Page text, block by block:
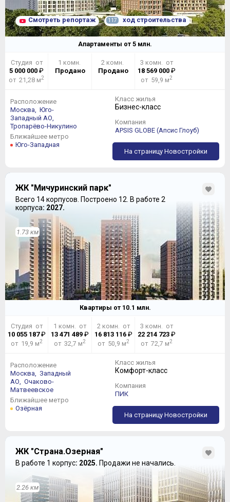
метров на 20, зато две лоджии здесь оказались
весьма кстати:
Прежней осталась технология строительства –
монолитный каркас, газосиликатные блоки,
облицовочный кирпич.
в каждой есть лоджия, в подъездах устанавливаются
мусоропроводы, на фасадах вешаются корзины для
внешних блоков кондиционеров.
Смотреть репортаж 117 ход строительства
Апартаменты от 5 млн.
Студия от
5 000 000 ₽
от 21,28 м2
1 комн.
Продано
2 комн.
Продано
3 комн. от
18 569 000 ₽
от 59,9 м2
Расположение
Москва,
Юго-
Западный АО,
Тропарёво-Никулино
Ближайшее метро
Юго-Западная
Класс жилья
Бизнес-класс
Компания
APSIS GLOBE (Апсис Глоуб)
На страницу Новостройки
ЖК "Мичуринский парк"
Всего 14 корпусов. Построено 12. В работе 2
корпуса: 2027.
1.73 км
Квартиры от 10.1 млн.
Студия от
10 055 187₽
от 19,9 м2
1 комн. от
13 471 489 ₽
от 32,7 м2
2 комн. от
16 813 116₽
от 50,9 м2
3 комн. от
22 214 723 ₽
от 72,7 м2
Расположение
Москва,
Западный
АО,
Очаково-
Матвеевское
Ближайшее метро
Озёрная
Класс жилья
Комфорт-класс
Компания
ПИК
На страницу Новостройки
ЖК "Страна.Озерная"
В работе 1 корпус: 2025. Продажи не начались.
2.26 км